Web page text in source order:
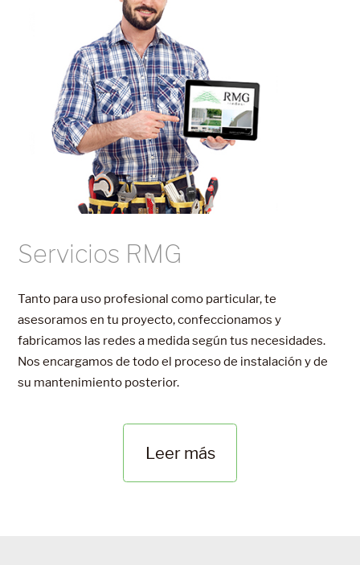
Servicios RMG
Tanto para uso profesional como particular, te
asesoramos en tu proyecto, confeccionamos y
fabricamos las redes a medida según tus necesidades.
Nos encargamos de todo el proceso de instalación y de
su mantenimiento posterior.
Leer más